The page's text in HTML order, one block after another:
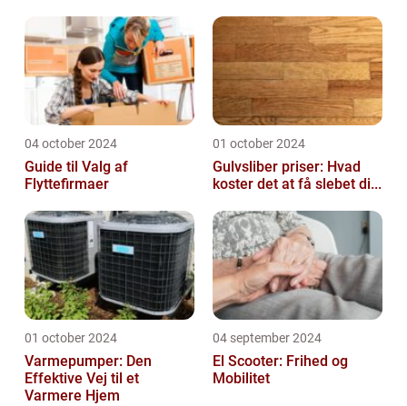
04 october 2024
Guide til Valg af
Flyttefirmaer
01 october 2024
Gulvsliber priser: Hvad
koster det at få slebet di...
01 october 2024
Varmepumper: Den
Effektive Vej til et
Varmere Hjem
04 september 2024
El Scooter: Frihed og
Mobilitet